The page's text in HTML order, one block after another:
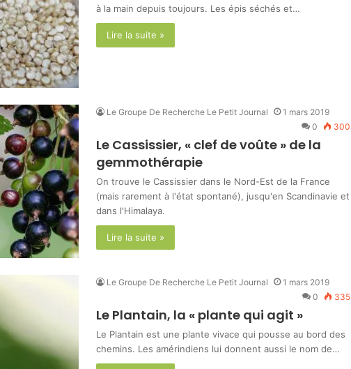
à la main depuis toujours. Les épis séchés et…
Lire la suite »
Le Groupe De Recherche Le Petit Journal
1 mars 2019
0
300
Le Cassissier, « clef de voûte » de la
gemmothérapie
On trouve le Cassissier dans le Nord-Est de la France
(mais rarement à l'état spontané), jusqu'en Scandinavie et
dans l'Himalaya.
Lire la suite »
Le Groupe De Recherche Le Petit Journal
1 mars 2019
0
335
Le Plantain, la « plante qui agit »
Le Plantain est une plante vivace qui pousse au bord des
chemins. Les amérindiens lui donnent aussi le nom de…